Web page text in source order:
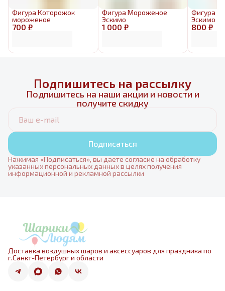
700 ₽
Фигура Которожок
мороженое
1 000 ₽
Фигура Мороженое
Эскимо
800 ₽
Фигура
Эскимо
Подпишитесь на рассылку
Подпишитесь на наши акции и новости и
получите скидку
Подписаться
Нажимая «Подписаться», вы даете согласие на обработку
указанных персональных данных в целях получения
информационной и рекламной рассылки
Доставка воздушных шаров и аксессуаров для праздника по
г.Санкт-Петербург и области